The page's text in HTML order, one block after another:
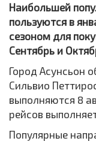
Наибольшей
пользуются в
сезоном для
Сентябрь и
Город Асунсьон
Сильвио
выполняются 8
рейсов
Популярные